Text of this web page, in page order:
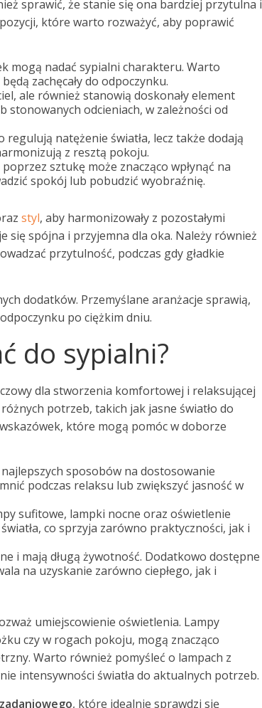
sprawić, że stanie się ona bardziej przytulna i
które warto rozważyć, aby poprawić
mogą nadać sypialni charakteru. Warto
zachęcały do odpoczynku.
ale również stanowią doskonały element
stonowanych odcieniach, w zależności od
natężenie światła, lecz także dodają
z resztą pokoju.
sztukę może znacząco wpłynąć na
spokój lub pobudzić wyobraźnię.
styl, aby harmonizowały z pozostałymi
się spójna i przyjemna dla oka. Należy również
przytulność, podczas gdy gładkie
dodatków. Przemyślane aranżacje sprawią,
po ciężkim dniu.
do sypialni?
dla stworzenia komfortowej i relaksującej
potrzeb, takich jak jasne światło do
które mogą pomóc w doborze
sposobów na dostosowanie
podczas relaksu lub zwiększyć jasność w
sufitowe, lampki nocne oraz oświetlenie
co sprzyja zarówno praktyczności, jak i
i mają długą żywotność. Dodatkowo dostępne
na uzyskanie zarówno ciepłego, jak i
umiejscowienie oświetlenia. Lampy
czy w rogach pokoju, mogą znacząco
Warto również pomyśleć o lampach z
intensywności światła do aktualnych potrzeb.
, które idealnie sprawdzi się